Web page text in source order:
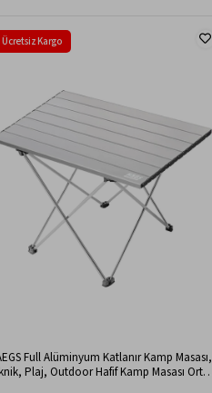
Full Alüminyum Katlanır Kamp Masası,
Plaj, Outdoor Hafif Kamp Masası Orta
Ücretsiz Kargo